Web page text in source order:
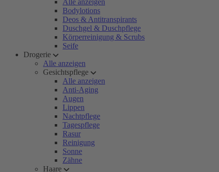
Alle anzeigen
Bodylotions
Deos & Antitranspirants
Duschgel & Duschpflege
Körperreinigung & Scrubs
Seife
Drogerie
Alle anzeigen
Gesichtspflege
Alle anzeigen
Anti-Aging
Augen
Lippen
Nachtpflege
Tagespflege
Rasur
Reinigung
Sonne
Zähne
Haare